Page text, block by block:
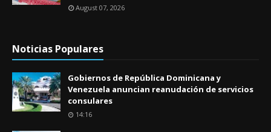
August 07, 2026
Noticias Populares
Gobiernos de República Dominicana y
Venezuela anuncian reanudación de servicios
consulares
14:16